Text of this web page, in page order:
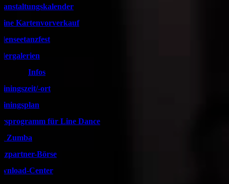
Kartenvorverkauf
Infos
ort
für Line Dance
Zumba
Börse
Center